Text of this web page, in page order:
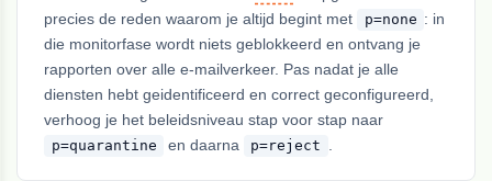
precies de reden waarom je altijd begint met
p=none : in
die monitorfase wordt niets geblokkeerd en ontvang je
rapporten over alle e-mailverkeer. Pas nadat je alle
diensten hebt geidentificeerd en correct geconfigureerd,
verhoog je het beleidsniveau stap voor stap naar
p=quarantine en daarna p=reject